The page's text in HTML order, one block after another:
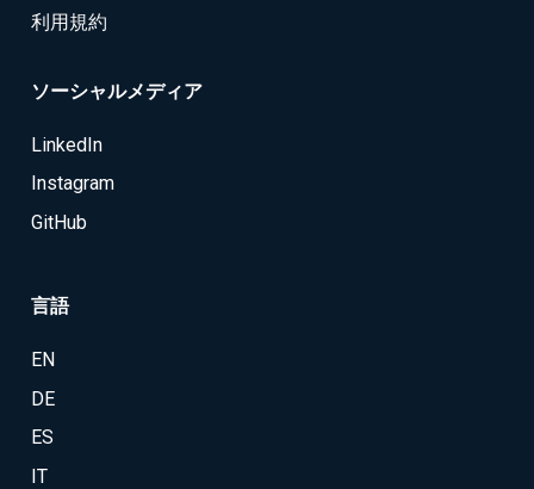
利用規約
ソーシャルメディア
LinkedIn
Instagram
GitHub
言語
EN
DE
ES
IT